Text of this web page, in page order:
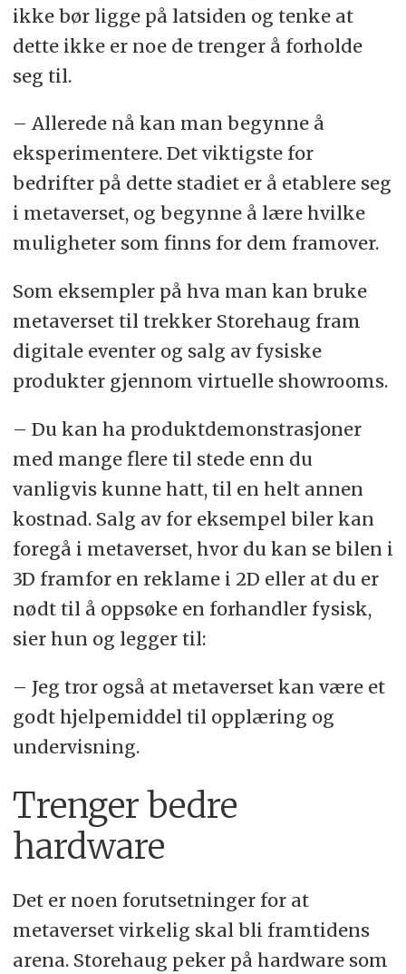
ikke bør ligge på latsiden og tenke at
dette ikke er noe de trenger å forholde
seg til.
– Allerede nå kan man begynne å
eksperimentere. Det viktigste for
bedrifter på dette stadiet er å etablere seg
i metaverset, og begynne å lære hvilke
muligheter som finns for dem framover.
Som eksempler på hva man kan bruke
metaverset til trekker Storehaug fram
digitale eventer og salg av fysiske
produkter gjennom virtuelle showrooms.
– Du kan ha produktdemonstrasjoner
med mange flere til stede enn du
vanligvis kunne hatt, til en helt annen
kostnad. Salg av for eksempel biler kan
foregå i metaverset, hvor du kan se bilen i
3D framfor en reklame i 2D eller at du er
nødt til å oppsøke en forhandler fysisk,
sier hun og legger til:
– Jeg tror også at metaverset kan være et
godt hjelpemiddel til opplæring og
undervisning.
Trenger bedre
hardware
Det er noen forutsetninger for at
metaverset virkelig skal bli framtidens
arena. Storehaug peker på hardware som